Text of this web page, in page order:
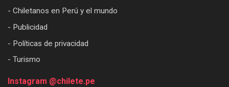
- Chiletanos en Perú y el mundo
- Publicidad
- Políticas de privacidad
- Turismo
Instagram @chilete.pe